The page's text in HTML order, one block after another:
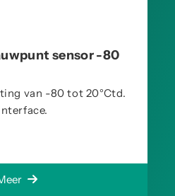
sensor -80
van -80 tot 20°Ctd.